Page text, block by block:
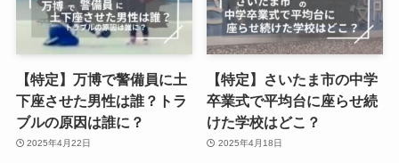
【特定】万博で警備員に土
下座させた男性は誰？トラ
ブルの原因は誰に？
2025年4月22日
【特定】さいたま市の中学
卒業式で平均台に座らせ続
けた学校はどこ？
2025年4月18日